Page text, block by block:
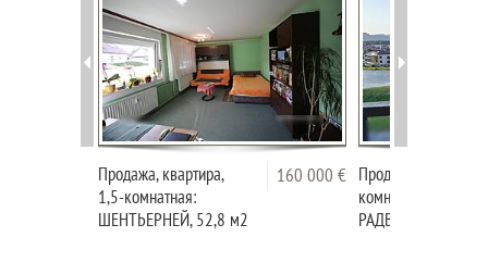
160 000 €
Продажа, квартира,
1,5-комнатная:
ШЕНТЬЕРНЕЙ, 52,8 м2
Продажа,
комнатная:
РАДВАНЬЕ, 45,6 м2